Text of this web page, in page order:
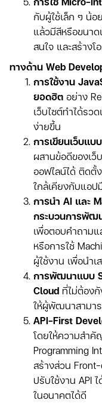
กับผู้ใช้เล็ก ๆ น้อ
แล้วมีสีหรือขนาด
สนใจ และสร้าง
ทางด้าน Web
การใช้งาน
ยอดฮิต อย่าง
เว็บไซต์ทำได้รว
ง่ายขึ้น
การเขียนเว็บแบ
ผสานข้อดีของเ
ออฟไลน์ได้ ติดตั้
ใกล้เคียงกับแอป
การนำ AI และ
กระบวนการพัฒ
เพื่อตอบคำถาม
หรือการใช้
ผู้ใช้งาน เพื่อนำเ
การพัฒนาแบบ
Cloud ที่ไม่ต้องกั
ให้ผู้พัฒนาสามาร
API-First
โดยให้ความสำ
Programming
สร้างส่วน
ปรับใช้งาน API
ในอนาคตได้ดี